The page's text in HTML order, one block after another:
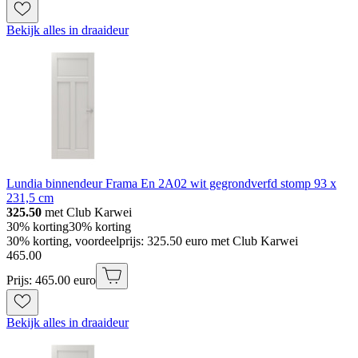
Bekijk alles in draaideur
Lundia binnendeur Frama En 2A02 wit gegrondverfd stomp 93 x
231,5 cm
325.50 met Club Karwei
30% korting30% korting
30% korting, voordeelprijs: 325.50 euro met Club Karwei
465.00
Prijs: 465.00 euro
Bekijk alles in draaideur